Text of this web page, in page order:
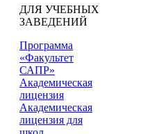
ДЛЯ УЧЕБНЫХ
ЗАВЕДЕНИЙ
Программа
«Факультет
САПР»
Академическая
лицензия
Академическая
лицензия для